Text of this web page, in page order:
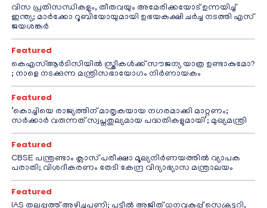
വിസ പ്രതിസന്ധികളും, തീരുവയും അമേരിക്കയോട് ഉന്നയിച്ച്
ഇന്ത്യ; മാർക്കോ റൂബിയോയുമായി ഉഭയകക്ഷി ചർച്ച നടത്തി എസ്
ജയശങ്കർ
Featured
കെഎസ്ആർടിസിയിൽ സ്ത്രീകൾക്ക് സൗജന്യ യാത്ര ഉണ്ടാകുമോ?
; നാളെ നടക്കുന്ന മന്ത്രിസഭായോഗം നിർണായകം
Featured
‘കൊച്ചിയെ രാജ്യത്തിന് മാതൃകയായ നഗരമാക്കി മാറ്റണം;
സർക്കാർ വരുന്നത് സ്വപ്നതുല്യമായ പദ്ധതികളുമായി’; മുഖ്യമന്ത്രി
Featured
CBSE പന്ത്രണ്ടാം ക്ലാസ് പരീക്ഷാ മൂല്യനിർണയത്തിൽ വ്യാപക
പരാതി; വിശദീകരണം തേടി കേന്ദ്ര വിദ്യാഭ്യാസ മന്ത്രാലയം
Featured
IAS തലപ്പത്ത് അഴിച്ചുപണി; പട്ടീല്‍ അജിത് ധനവകുപ്പ് സെക്രട്ടറി,